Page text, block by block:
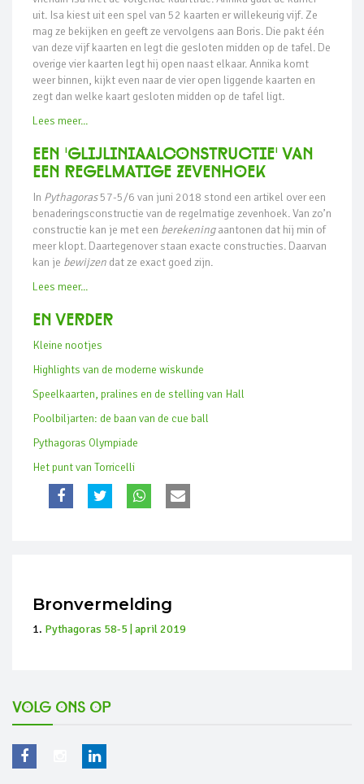
uit. Isa kiest uit een spel van 52 kaarten er willekeurig vijf. Ze
mag ze bekijken en geeft ze vervolgens aan Boris. Die pakt één
van deze vijf kaarten en legt die gesloten midden op de tafel. De
overige vier kaarten legt hij open naast elkaar. Annika komt
weer binnen, kijkt even naar de vier open liggende kaarten en
zegt dan welke kaart gesloten midden op de tafel ligt.
Lees meer...
Een 'glijliniaalconstructie' van
een regelmatige zevenhoek
In Pythagoras57-5/6 van juni 2018 stond een artikel over een
benaderingsconstructie van de regelmatige zevenhoek. Van zo’n
constructie kan je met een berekeningaantonen dat hij min of
meer klopt. Daartegenover staan exacte constructies. Daarvan
kan je bewijzen dat ze exact goed zijn.
Lees meer...
En verder
Kleine nootjes
Highlights van de moderne wiskunde
Speelkaarten, pralines en de stelling van Hall
Poolbiljarten: de baan van de cue ball
Pythagoras Olympiade
Het punt van Torricelli
Bronvermelding
Pythagoras 58-5 | april 2019
Volg ons op